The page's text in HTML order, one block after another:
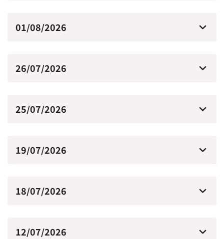
01/08/2026
26/07/2026
25/07/2026
19/07/2026
18/07/2026
12/07/2026